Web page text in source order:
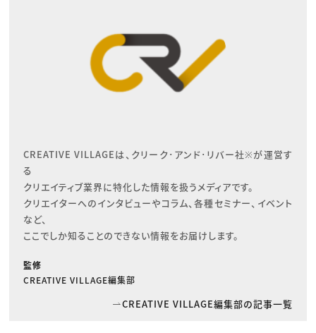
CREATIVE VILLAGEは、クリーク･アンド･リバー社※が運営す
る
クリエイティブ業界に特化した情報を扱うメディアです。
クリエイターへのインタビューやコラム、各種セミナー、イベント
など、
ここでしか知ることのできない情報をお届けします。
監修
CREATIVE VILLAGE編集部
CREATIVE VILLAGE編集部の記事一覧